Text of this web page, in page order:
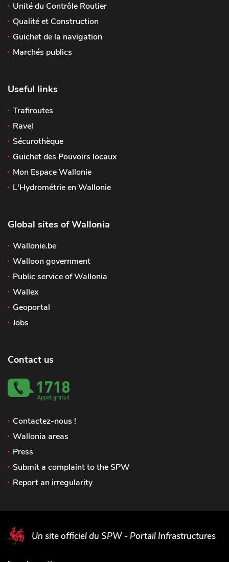
Unité du Contrôle Routier
Qualité et Construction
Guichet de la navigation
Marchés publics
Useful links
Trafiroutes
Ravel
Sécurothèque
Guichet des Pouvoirs locaux
Mon Espace Wallonie
L'Hydrométrie en Wallonie
Global sites of Wallonia
Wallonie.be
Walloon government
Public service of Wallonia
Wallex
Geoportal
Jobs
Contact us
Contactez-nous !
Wallonia areas
Press
Submit a complaint to the SPW
Report an irregularity
Un site officiel du SPW - Portail Infrastructures